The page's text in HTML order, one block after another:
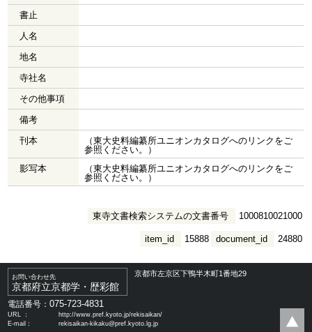
書止
人名
地名
寺社名
その他事項
備考
刊本
（東大史料編纂所ユニオンカタログへのリンクをご
参照ください。）
影写本
（東大史料編纂所ユニオンカタログへのリンクをご
参照ください。）
東寺文書検索システムの文書番号 1000810021000
document_id 24880
item_id 15888
お問い合わせ先
京都府立京都学・歴彩館
京都市左京区下鴨半木町1番地29
電話番号：075-723-4831
URL ：
http://www.pref.kyoto.jp/rekisaikan/
E-mail：
rekisaikan-kikaku@pref.kyoto.lg.jp